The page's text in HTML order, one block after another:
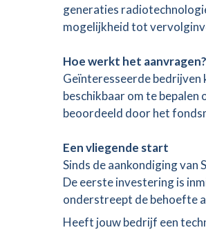
generaties
mogelijkheid tot
Hoe werkt het aanvragen?
Geïnteresseerde bedrijven
beschikbaar om te
beoordeeld door het
Een vliegende start
Sinds de aankondiging van
De eerste investering is
onderstreept de behoefte
Heeft jouw bedrijf een